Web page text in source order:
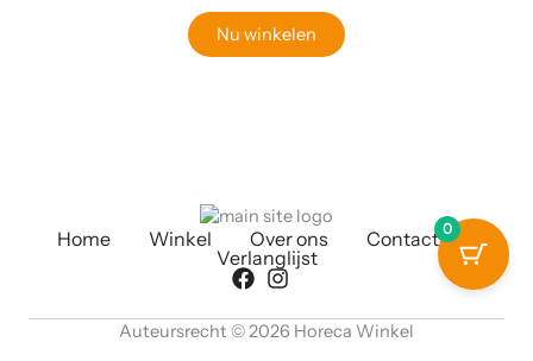
Nu winkelen
Home Winkel Over ons
Contact
Verlanglijst
Auteursrecht © 2026 Horeca Winkel
0